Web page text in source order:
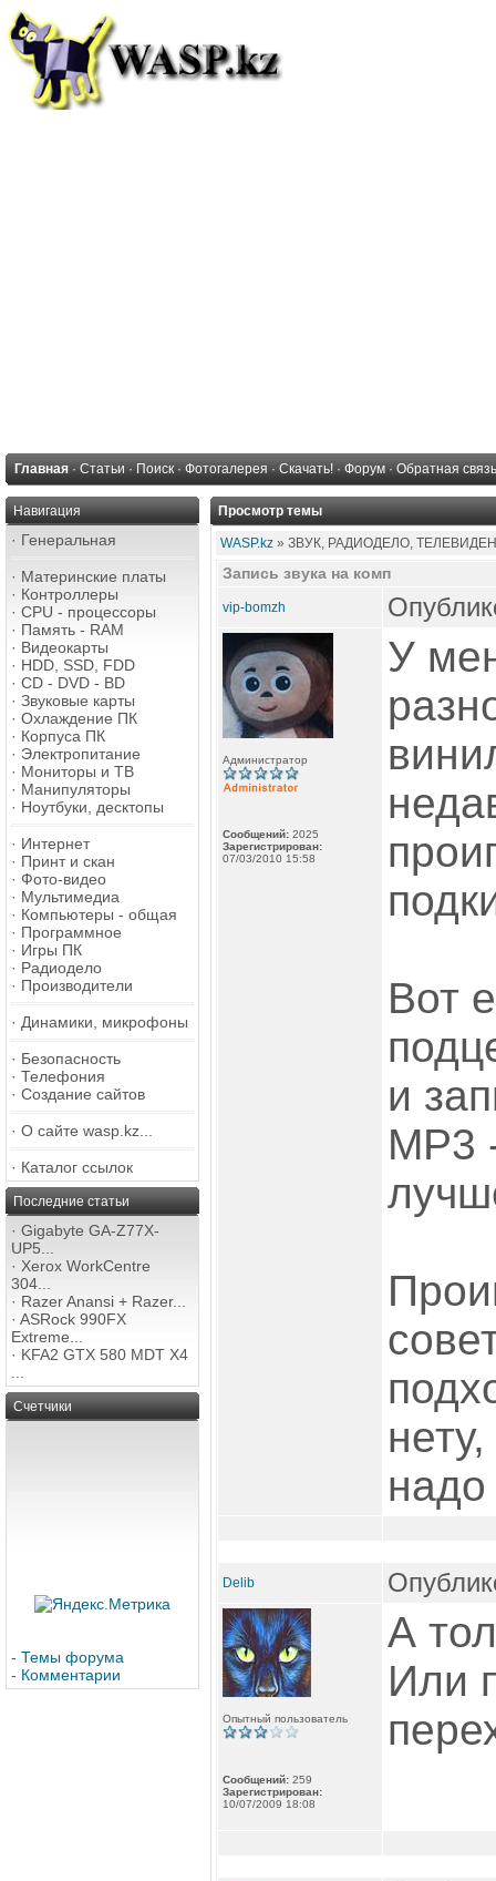
Главная · Статьи · Поиск · Фотогалерея · Скачать! · Форум · Обратная связь
Навигация
· Генеральная
· Материнские платы
· Контроллеры
· CPU - процессоры
· Память - RAM
· Видеокарты
· HDD, SSD, FDD
· CD - DVD - BD
· Звуковые карты
· Охлаждение ПК
· Корпуса ПК
· Электропитание
· Мониторы и ТВ
· Манипуляторы
· Ноутбуки, десктопы
· Интернет
· Принт и скан
· Фото-видео
· Мультимедиа
· Компьютеры - общая
· Программное
· Игры ПК
· Радиодело
· Производители
· Динамики, микрофоны
· Безопасность
· Телефония
· Создание сайтов
· О сайте wasp.kz...
· Каталог ссылок
Последние статьи
· Gigabyte GA-Z77X-
UP5...
· Xerox WorkCentre
304...
· Razer Anansi + Razer...
· ASRock 990FX
Extreme...
· KFA2 GTX 580 MDT X4
Счетчики
- Темы форума
- Комментарии
Просмотр темы
WASP.kz » ЗВУК, РАДИОДЕЛО,
Запись звука на комп
vip-bomzh
Администратор
Сообщений: 2025
Зарегистрирован:
07/03/2010 15:58
У
Вот
и
МР3
Delib
Опытный пользователь
Сообщений: 259
Зарегистрирован:
10/07/2009 18:08
А
Или